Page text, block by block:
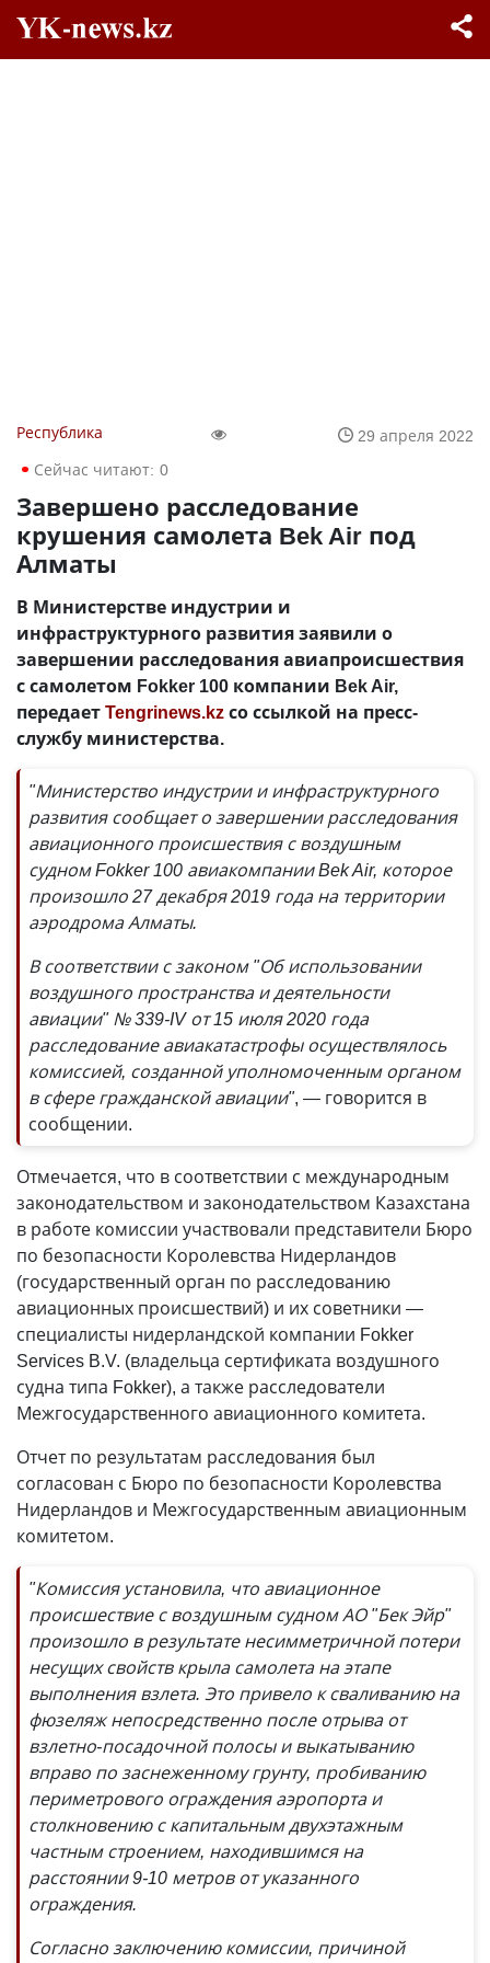
Республика
29 апреля 2022
Сейчас читают: 0
Завершено расследование
крушения самолета Bek Air под
Алматы
В Министерстве индустрии и
инфраструктурного развития заявили о
завершении расследования авиапроисшествия
с самолетом Fokker 100 компании Bek Air,
передаетTengrinews.kzсо ссылкой на пресс-
службу министерства.
"Министерство индустрии и инфраструктурного
развития сообщает о завершении расследования
авиационного происшествия с воздушным
судном Fokker 100 авиакомпании Bek Air, которое
произошло 27 декабря 2019 года на территории
аэродрома Алматы.
В соответствии с законом "Об использовании
воздушного пространства и деятельности
авиации" № 339-IV от 15 июля 2020 года
расследование авиакатастрофы осуществлялось
комиссией, созданной уполномоченным органом
в сфере гражданской авиации", — говорится в
сообщении.
Отмечается, что в соответствии с международным
законодательством и законодательством Казахстана
в работе комиссии участвовали представители Бюро
по безопасности Королевства Нидерландов
(государственный орган по расследованию
авиационных происшествий) и их советники —
специалисты нидерландской компании Fokker
Services B.V. (владельца сертификата воздушного
судна типа Fokker), а также расследователи
Межгосударственного авиационного комитета.
Отчет по результатам расследования был
согласован с Бюро по безопасности Королевства
Нидерландов и Межгосударственным авиационным
комитетом.
"Комиссия установила, что авиационное
происшествие с воздушным судном АО "Бек Эйр"
произошло в результате несимметричной потери
несущих свойств крыла самолета на этапе
выполнения взлета. Это привело к сваливанию на
фюзеляж непосредственно после отрыва от
взлетно-посадочной полосы и выкатыванию
вправо по заснеженному грунту, пробиванию
периметрового ограждения аэропорта и
столкновению с капитальным двухэтажным
частным строением, находившимся на
расстоянии 9-10 метров от указанного
ограждения.
Согласно заключению комиссии, причиной